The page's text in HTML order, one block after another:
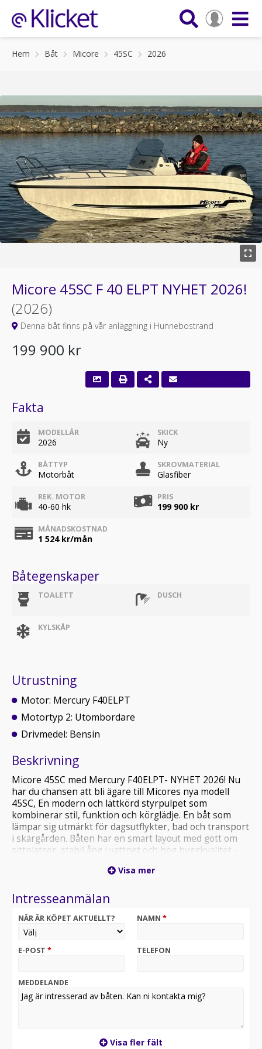
Hem Båt Micore 45SC 2026
Micore 45SC F 40 ELPT NYHET 2026!
(2026)
Denna båt finns på vår anläggning i Hunnebostrand
199 900 kr
Fakta
MODELLÅR
2026
SKICK
Ny
BÅTTYP
Motorbåt
SKROVMATERIAL
Glasfiber
REK. MOTOR
40-60 hk
PRIS
199 900 kr
MÅNADSKOSTNAD
1 524kr/mån
Båtegenskaper
TOALETT DUSCH
KYLSKÅP
Utrustning
Motor: Mercury F40ELPT
Motortyp 2: Utombordare
Drivmedel: Bensin
Beskrivning
Micore 45SC med Mercury F40ELPT- NYHET 2026! Nu
har du chansen att bli ägare till Micores nya modell
45SC, En modern och lättkörd styrpulpet som
kombinerar stil, funktion och körglädje. En båt som
lämpar sig utmärkt för dagsutflykter, bad och transport
i skärgården. Båten har en smart layout med gott om
sittplatser, stabil ång i vattnet och hög byggkvalitet -
välplanerade styrpulpeten får du både bra vindskydd
som söker: - En smidig och driftsäker båt. - Låg
Svensk kvalitet och genomtänkt design.
STANDARDUTRUSTNING: Fast bränsletank 33L, Akter
12v uttag, Lanternor, Badstege, Självläns, Telefon
Digitalt motor instrument, Dynsats akter + ryggdyna
akter, Ellänspump, Eluttag 12V, Fast bränsletank 33
liter, Förpulpit, Lanternor, Låsögla klass 3, Securmark
PRISET: Bottenmålning ink primning, Förtöjningspaket
Visa mer
Intresseanmälan
NÄR ÄR KÖPET AKTUELLT? NAMN *
E-POST * TELEFON
MEDDELANDE
Visa fler fält